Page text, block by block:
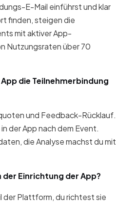
E-Mail einführst und klar
finden, steigen die
mit aktiver App-
Nutzungsraten über 70
die Teilnehmerbindung
und Feedback-Rücklauf.
der App nach dem Event.
die Analyse machst du mit
Einrichtung der App?
der Plattform, du richtest sie